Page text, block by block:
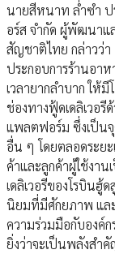
นายสีหนาท ล่ำซำ ป
อร์ส จำกัด ผู้พัฒนาแ
สัญชาติไทย กล่าวว่า
ประกอบการร้านอาห
เวลายากลำบาก ให้มี
ช่องทางฟู้ดเดลิเวอรี
แพลตฟอร์ม ซึ่งเป็น
อื่น ๆ โดยตลอดระยะ
ค้าและลูกค้าผู้ใช้งา
เดลิเวอรีของโรบินฮู้
นิยมที่มีศักยภาพ และ
ความร่วมมือกับองค์ก
ยิ่งว่าจะเป็นพลังสำคั